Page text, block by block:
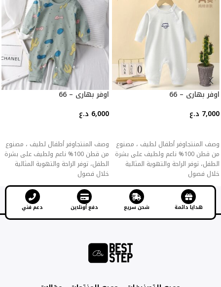
اوفر بهاري – 66
7,000 د.ع
وصف المنتجاوفر أطفال لطيف ، مصنوع
من قطن 100% ناعم ولطيف على بشرة
الطفل، توفر الراحة والتهوية المثالية
خلال فصول
اوفر بهاري – 66
6,000 د.ع
وصف المنتجاوفر أطفال لطيف ، مصنوع
من قطن 100% ناعم ولطيف على بشرة
الطفل، توفر الراحة والتهوية المثالية
خلال فصول
هدايا دائمة شحن سريع دفع أونلاين دعم فني